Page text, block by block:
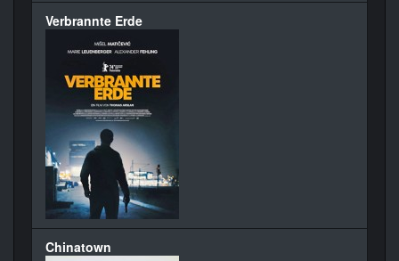
Verbrannte Erde
Chinatown